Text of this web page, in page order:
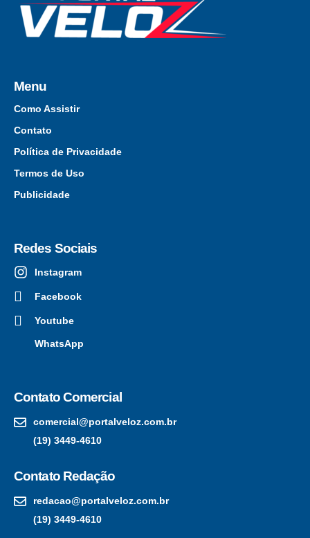
Menu
Como Assistir
Contato
Política de Privacidade
Termos de Uso
Publicidade
Redes Sociais
Instagram
Facebook
Youtube
WhatsApp
Contato Comercial
comercial@portalveloz.com.br
(19) 3449-4610
Contato Redação
redacao@portalveloz.com.br
(19) 3449-4610